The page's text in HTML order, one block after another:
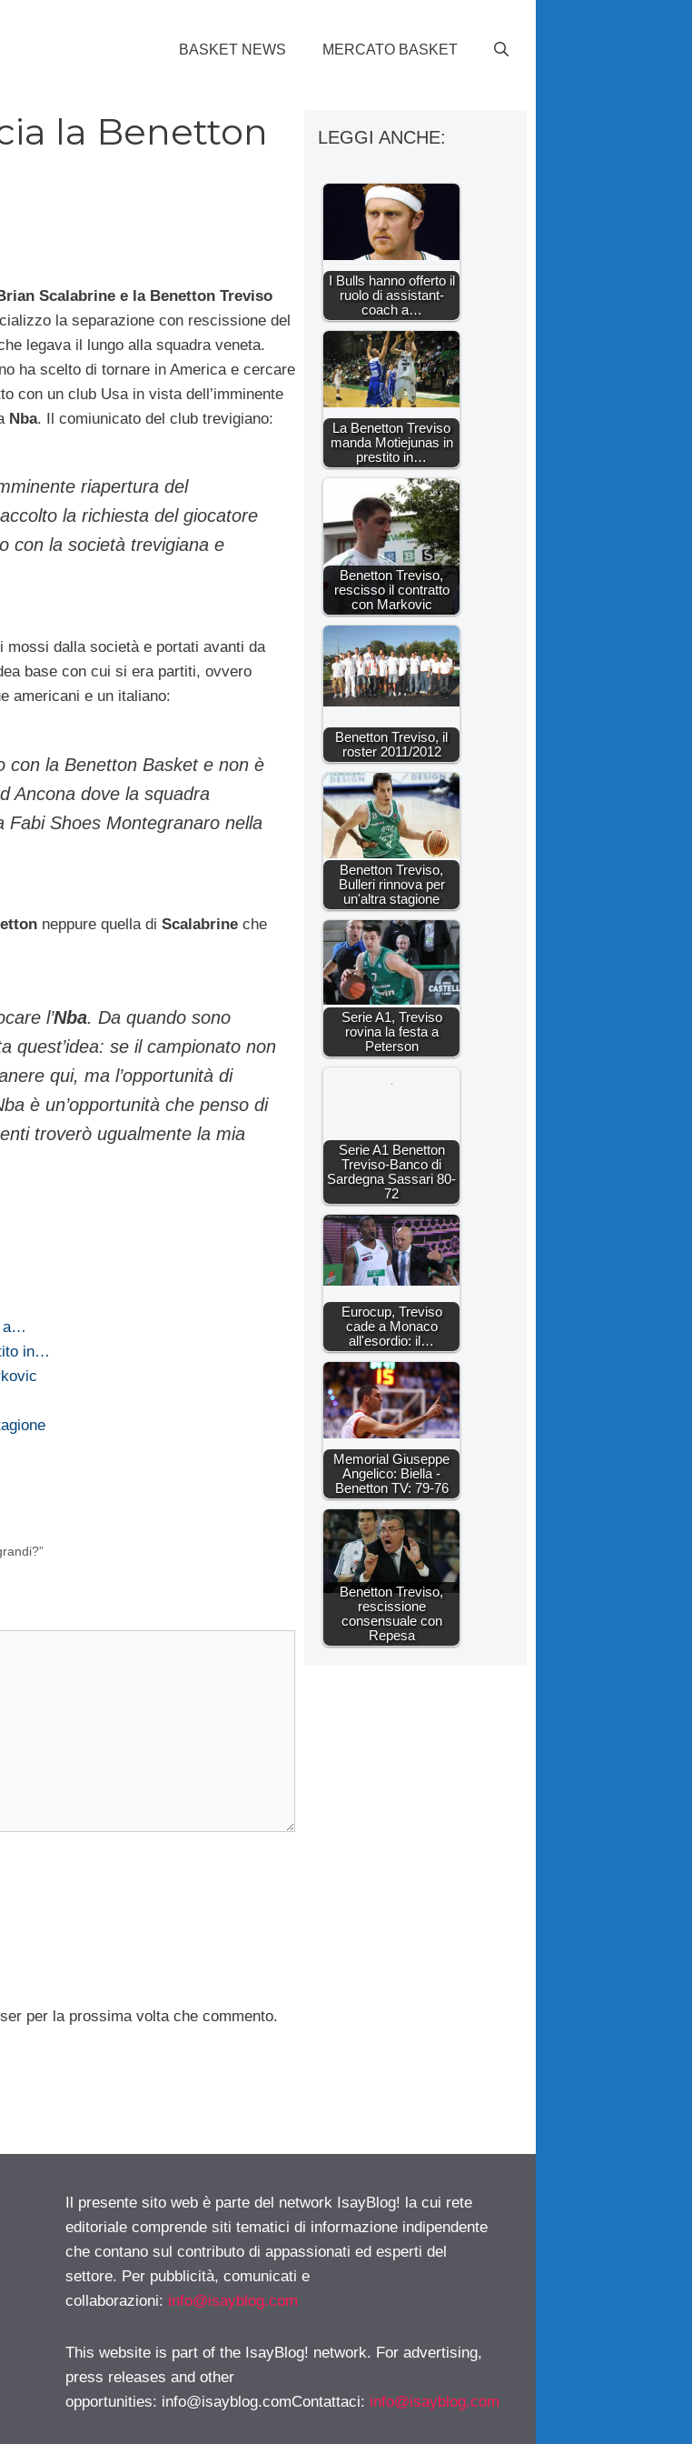
BASKET NEWS MERCATO BASKET
la Benetton
Scalabrine e la Benetton Treviso
la separazione con rescissione del
legava il lungo alla squadra veneta.
ha scelto di tornare in America e cercare
con un club Usa in vista dell’imminente
Nba. Il comiunicato del club trevigiano:
riapertura del
la richiesta del giocatore
con la società trevigiana e
mossi dalla società e portati avanti da
base con cui si era partiti, ovvero
americani e un italiano:
con la Benetton Basket e non è
Ancona dove la squadra
Shoes Montegranaro nella
neppure quella di Scalabrine che
l’Nba. Da quando sono
quest’idea: se il campionato non
qui, ma l’opportunità di
è un’opportunità che penso di
troverò ugualmente la mia
a…
in…
per la prossima volta che commento.
LEGGI ANCHE:
I Bulls hanno offerto il
ruolo di assistant-
coach a…
La Benetton Treviso
manda Motiejunas in
prestito in…
Benetton Treviso,
rescisso il contratto
con Markovic
Benetton Treviso, il
roster 2011/2012
Benetton Treviso,
Bulleri rinnova per
un'altra stagione
Serie A1, Treviso
rovina la festa a
Peterson
Serie A1 Benetton
Treviso-Banco di
Sardegna Sassari 80-
72
Eurocup, Treviso
cade a Monaco
all'esordio: il…
Memorial Giuseppe
Angelico: Biella -
Benetton TV: 79-76
Benetton Treviso,
rescissione
consensuale con
Repesa
Il presente sito web è parte del network IsayBlog! la cui rete
editoriale comprende siti tematici di informazione indipendente
che contano sul contributo di appassionati ed esperti del
settore. Per pubblicità, comunicati e
collaborazioni: info@isayblog.com
This website is part of the IsayBlog! network. For advertising,
press releases and other
opportunities: info@isayblog.comContattaci: info@isayblog.com